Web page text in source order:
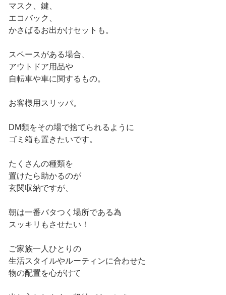
マスク、鍵、
エコバック、
かさばるお出かけセットも。
スペースがある場合、
アウトドア用品や
自転車や車に関するもの。
お客様用スリッパ。
DM類をその場で捨てられるように
ゴミ箱も置きたいです。
たくさんの種類を
置けたら助かるのが
玄関収納ですが、
朝は一番バタつく場所である為
スッキリもさせたい！
ご家族一人ひとりの
生活スタイルやルーティンに合わせた
物の配置を心がけて